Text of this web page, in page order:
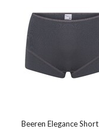
Beeren Elegance